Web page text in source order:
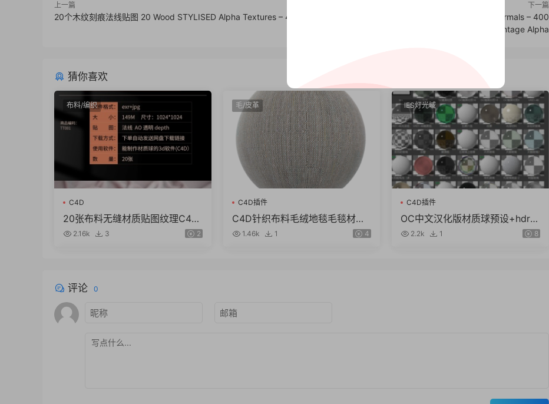
上一篇
20个木纹刻痕法线贴图 20 Wood STYLISED Alpha Textures – 4k
下一篇
400种欧式花纹复古图案Alpha贴图合集 FlippedNormals – 400
Vintage Alpha
猜你喜欢
布料/编织
C4D
20张布料无缝材质贴图纹理C4D
max法线透明AO毛衣针织羊毛绒
2.16k 3 2
毛/皮革
C4D插件
C4D针织布料毛绒地毯毛毯材质
4K贴图豹纹牛仔置换法线通用贴
1.46k 1 4
IES灯光域
C4D插件
OC中文汉化版材质球预设+hdr灰
猩猩灯光天空预设C4D R18~R26
2.2k 1 8
评论 0